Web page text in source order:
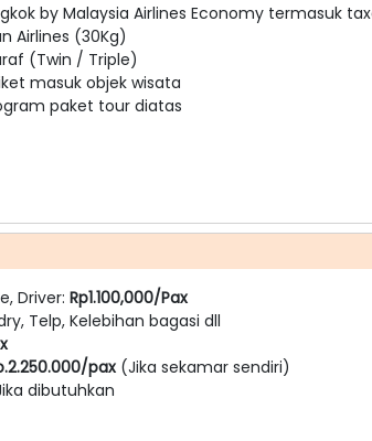
by Malaysia Airlines Economy termasuk
Airlines (30Kg)
(Twin / Triple)
masuk objek wisata
paket tour diatas
Driver: Rp1.100,000/Pax
Telp, Kelebihan bagasi dll
pax (Jika sekamar sendiri)
dibutuhkan